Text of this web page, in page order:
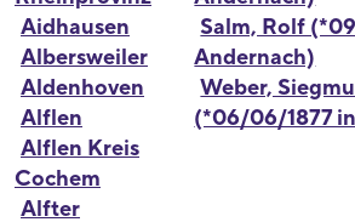
Aidhausen
Albersweiler
Aldenhoven
Alflen
Alflen Kreis
Cochem
Alfter
Salm, Rolf
Andernach)
Weber,
(*06/06/1877